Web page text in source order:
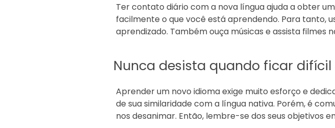
Ter contato diário com a nova língua ajuda a obter
facilmente o que você está aprendendo. Para tanto,
aprendizado. Também ouça músicas e assista filmes
Nunca desista quando ficar difícil
Aprender um novo idioma exige muito esforço e
de sua similaridade com a língua nativa. Porém, é
nos desanimar. Então, lembre-se dos seus objetivos